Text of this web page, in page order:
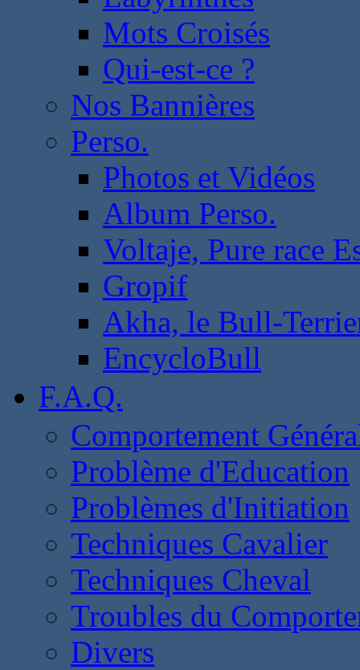
Mots Croisés
Qui-est-ce ?
Nos Bannières
Perso.
Photos et Vidéos
Album Perso.
Voltaje, Pure race
Gropif
Akha, le Bull-
EncycloBull
F.A.Q.
Comportement
Problème d'Education
Problèmes d'Initiation
Techniques Cavalier
Techniques Cheval
Troubles du
Divers